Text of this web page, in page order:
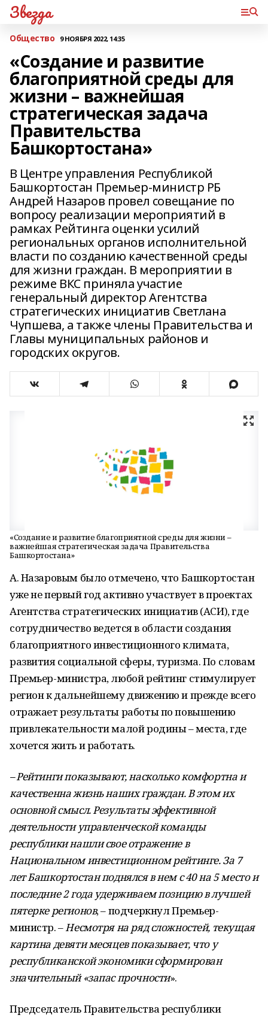
Звезда
Общество 9 НОЯБРЯ 2022, 14:35
«Создание и развитие
благоприятной среды для
жизни – важнейшая
стратегическая задача
Правительства
Башкортостана»
В Центре управления Республикой
Башкортостан Премьер-министр РБ
Андрей Назаров провел совещание по
вопросу реализации мероприятий в
рамках Рейтинга оценки усилий
региональных органов исполнительной
власти по созданию качественной среды
для жизни граждан. В мероприятии в
режиме ВКС приняла участие
генеральный директор Агентства
стратегических инициатив Светлана
Чупшева, а также члены Правительства и
Главы муниципальных районов и
городских округов.
«Создание и развитие благоприятной среды для жизни –
важнейшая стратегическая задача Правительства
Башкортостана»
А. Назаровым было отмечено, что Башкортостан
уже не первый год активно участвует в проектах
Агентства стратегических инициатив (АСИ), где
сотрудничество ведется в области создания
благоприятного инвестиционного климата,
развития социальной сферы, туризма. По словам
Премьер-министра, любой рейтинг стимулирует
регион к дальнейшему движению и прежде всего
отражает результаты работы по повышению
привлекательности малой родины – места, где
хочется жить и работать.
– Рейтинги показывают, насколько комфортна и
качественна жизнь наших граждан. В этом их
основной смысл. Результаты эффективной
деятельности управленческой команды
республики нашли свое отражение в
Национальном инвестиционном рейтинге. За 7
лет Башкортостан поднялся в нем с 40 на 5 место и
последние 2 года удерживаем позицию в лучшей
пятерке регионов, – подчеркнул Премьер-
министр. –Несмотря на ряд сложностей, текущая
картина девяти месяцев показывает, что у
республиканской экономики сформирован
значительный «запас прочности».
Председатель Правительства республики